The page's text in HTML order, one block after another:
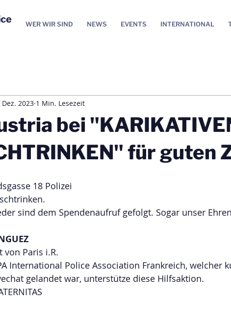
WER WIR SIND NEWS EVENTS INTERNATIONAL
bei
für guten
Dez. 2023 1 Min. Lesezeit
18 Polizei
sind dem Spendenaufruf gefolgt. Sogar unser
von Paris i.R.
International Police Association Frankreich, welcher
gelandet war, unterstütze diese Hilfsaktion.